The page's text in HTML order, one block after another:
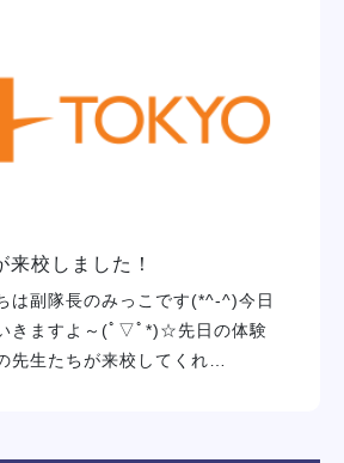
校しました！
は副隊長のみっこです(*^-^)今日
きますよ～(ﾟ▽ﾟ*)☆先日の体験
先生たちが来校してくれ…